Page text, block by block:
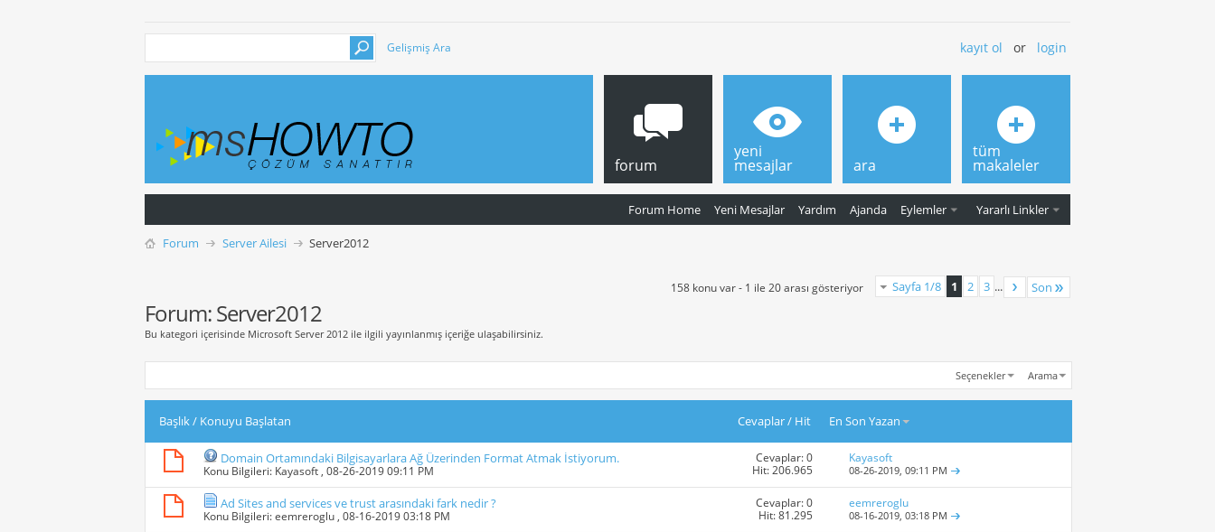
Gelişmiş Ara kayıt ol or login
forum
Forum Home Yeni Mesajlar Yardım Ajanda Eylemler Yararlı Linkler
yeni
mesajlar ara
tüm
makaleler
Forum Server Ailesi Server2012
Sayfa 1/8 1 2 3 ... Son
158 konu var - 1 ile 20 arası gösteriyor
Forum:Server2012
Bu kategori içerisinde Microsoft Server 2012 ile ilgili yayınlanmış içeriğe ulaşabilirsiniz.
Seçenekler Arama
Başlık/ Konuyu Başlatan Cevaplar/ Hit En Son Yazan
Domain Ortamındaki Bilgisayarlara Ağ Üzerinden Format Atmak İstiyorum.
Konu Bilgileri: Kayasoft , 08-26-2019 09:11 PM
Cevaplar: 0
Hit: 206.965
Kayasoft
08-26-2019,09:11 PM
Ad Sites and services ve trust arasındaki fark nedir ?
Konu Bilgileri:eemreroglu , 08-16-2019 03:18 PM
Cevaplar: 0
Hit: 81.295
eemreroglu
08-16-2019,03:18 PM